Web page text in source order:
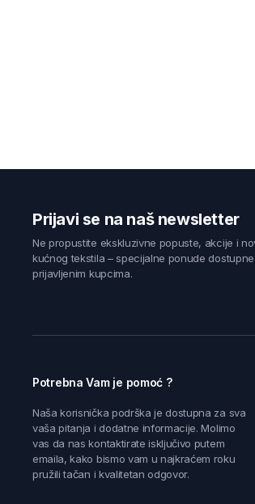
Prijavi se na naš newsletter
Ne propustite ekskluzivne popuste, akcije i
kućnog tekstila – specijalne ponude
prijavljenim kupcima.
Potrebna Vam je pomoć ?
Naša korisnička podrška je dostupna za sva
vaša pitanja i dodatne informacije. Molimo
vas da nas kontaktirate isključivo putem
emaila, kako bismo vam u najkraćem roku
pružili tačan i kvalitetan odgovor.